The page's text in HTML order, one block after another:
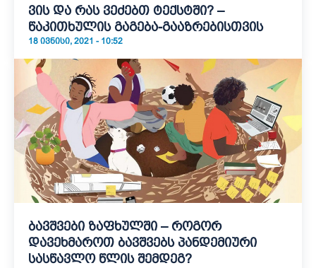
ვის და რას ვეძებთ ტექსტში? –
წაკითხულის გაგება-გააზრებისთვის
18 ᲘᲕᲜᲘᲡᲘ, 2021 - 10:52
ბავშვები ზაფხულში – როგორ
დავეხმაროთ ბავშვებს პანდემიური
სასწავლო წლის შემდეგ?